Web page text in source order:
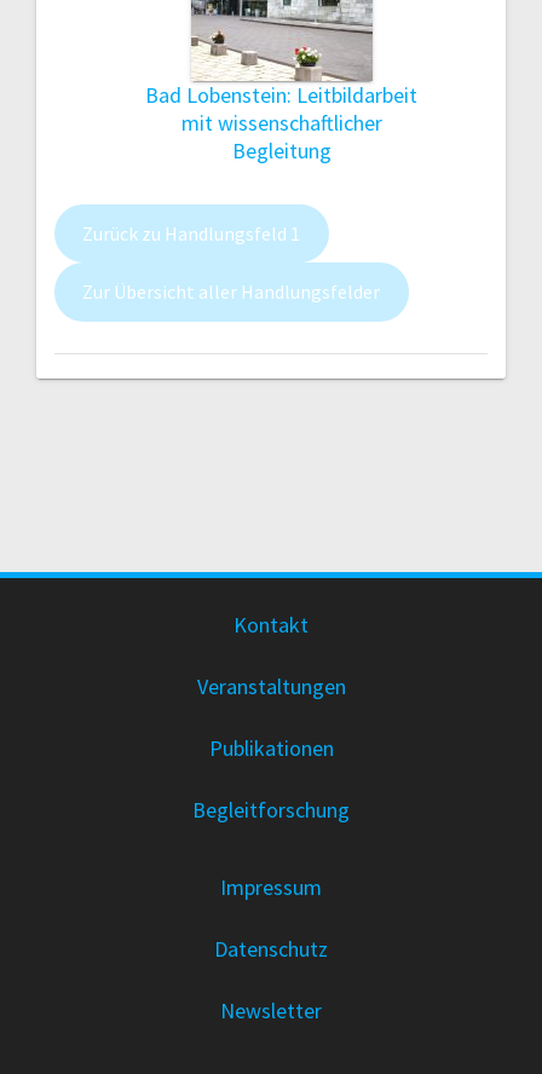
Bad Lobenstein: Leitbildarbeit
mit wissenschaftlicher
Begleitung
Zurück zu Handlungsfeld 1
Zur Übersicht aller Handlungsfelder
Kontakt
Veranstaltungen
Publikationen
Begleitforschung
Impressum
Datenschutz
Newsletter